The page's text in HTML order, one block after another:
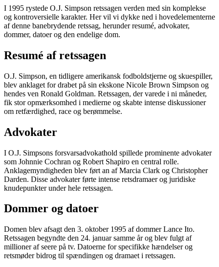
I 1995 rystede O.J. Simpson retssagen verden med sin komplekse
og kontroversielle karakter. Her vil vi dykke ned i hovedelementerne
af denne banebrydende retssag, herunder resumé, advokater,
dommer, datoer og den endelige dom.
Resumé af retssagen
O.J. Simpson, en tidligere amerikansk fodboldstjerne og skuespiller,
blev anklaget for drabet på sin ekskone Nicole Brown Simpson og
hendes ven Ronald Goldman. Retssagen, der varede i ni måneder,
fik stor opmærksomhed i medierne og skabte intense diskussioner
om retfærdighed, race og berømmelse.
Advokater
I O.J. Simpsons forsvarsadvokathold spillede prominente advokater
som Johnnie Cochran og Robert Shapiro en central rolle.
Anklagemyndigheden blev ført an af Marcia Clark og Christopher
Darden. Disse advokater førte intense retsdramaer og juridiske
knudepunkter under hele retssagen.
Dommer og datoer
Domen blev afsagt den 3. oktober 1995 af dommer Lance Ito.
Retssagen begyndte den 24. januar samme år og blev fulgt af
millioner af seere på tv. Datoerne for specifikke hændelser og
retsmøder bidrog til spændingen og dramaet i retssagen.